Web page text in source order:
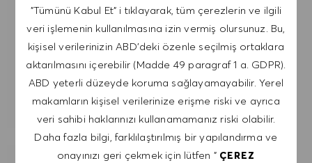
"Tümünü Kabul Et" i tıklayarak, tüm çerezlerin ve ilgili
veri işlemenin kullanılmasına izin vermiş olursunuz. Bu,
kişisel verilerinizin ABD'deki özenle seçilmiş ortaklara
aktarılmasını içerebilir (Madde 49 paragraf 1 a. GDPR).
ABD yeterli düzeyde koruma sağlayamayabilir. Yerel
makamların kişisel verilerinize erişme riski ve ayrıca
veri sahibi haklarınızı kullanamamanız riski olabilir.
Daha fazla bilgi, farklılaştırılmış bir yapılandırma ve
onayınızı geri çekmek için lütfen " ÇEREZ
E-posta adresini gir (Gerekli)
GÖNDER
UYARILARI YÖNET